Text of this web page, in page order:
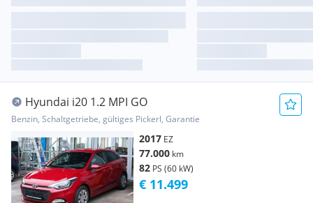
Hyundai i20 1.2 MPI GO
Benzin, Schaltgetriebe, gültiges Pickerl, Garantie
2017 EZ
77.000 km
82 PS (60 kW)
€ 11.499